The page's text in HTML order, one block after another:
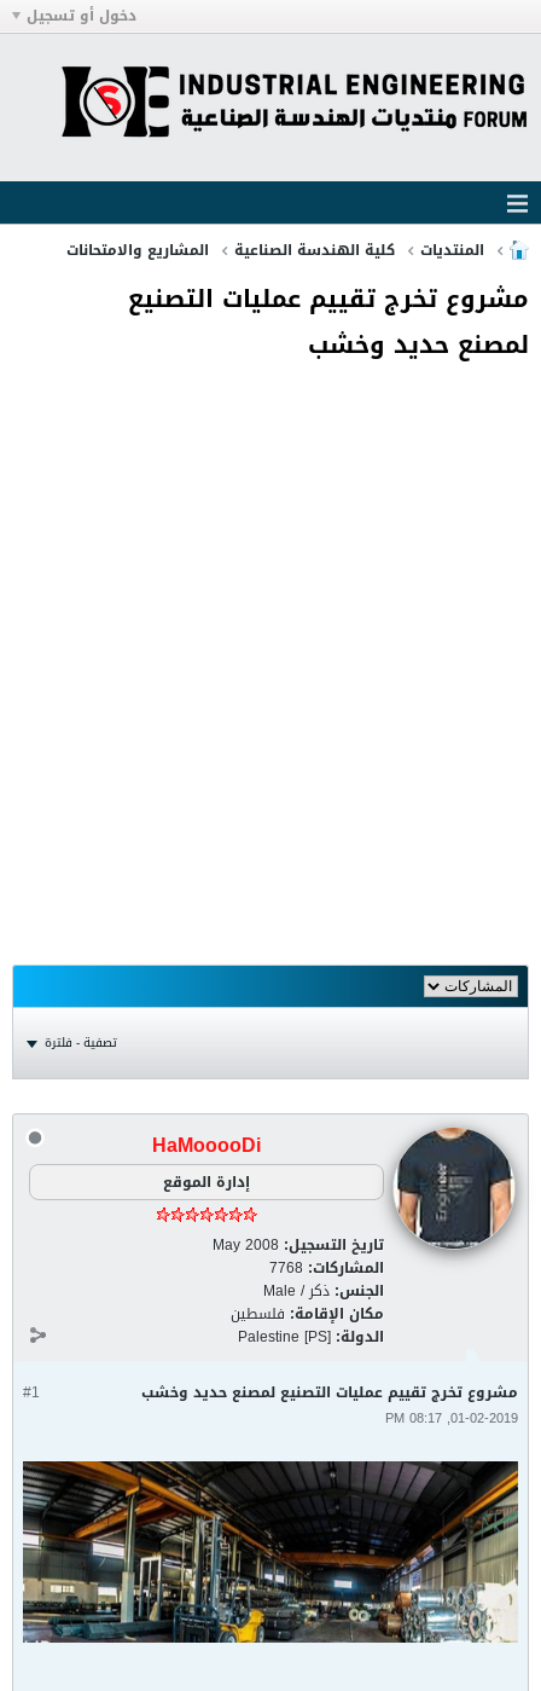
دخول أو تسجيل
المنتديات كلية الهندسة الصناعية المشاريع والامتحانات
مشروع تخرج تقييم عمليات التصنيع
لمصنع حديد وخشب
تصفية - فلترة
HaMooooDi
إدارة الموقع
تاريخ التسجيل: May 2008
المشاركات: 7768
الجنس: ذكر / Male
مكان الإقامة: فلسطين
الدولة: Palestine [PS]
#1 مشروع تخرج تقييم عمليات التصنيع لمصنع حديد وخشب
01-02-2019, 08:17 PM